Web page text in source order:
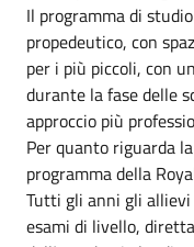
Il programma di
propedeutico, con
per i più piccoli, con
durante la fase delle
approccio più
Per quanto riguarda
programma della
Tutti gli anni gli allievi
esami di livello,